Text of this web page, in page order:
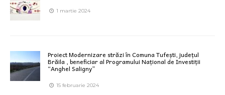
1 martie 2024
Proiect Modernizare străzi în Comuna Tufești, județul
Brăila , beneficiar al Programului Național de Investiții
“Anghel Saligny”
15 februarie 2024